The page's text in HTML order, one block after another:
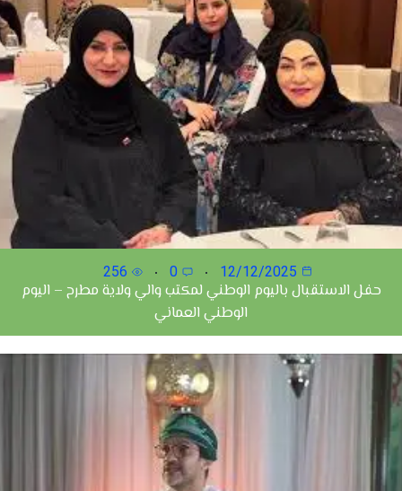
12/12/2025
0
256
حفل الاستقبال باليوم الوطني لمكتب والي ولاية مطرح – اليوم
الوطني العماني